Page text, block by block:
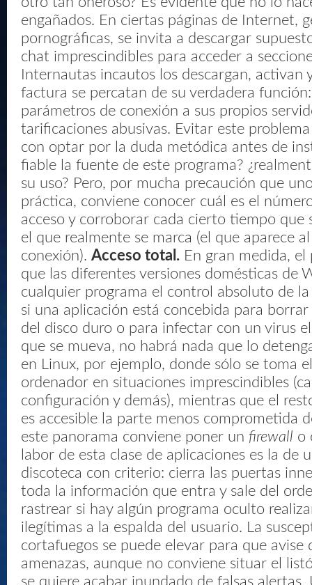
engañados. En ciertas páginas de Internet,
pornográficas, se invita a descargar
chat imprescindibles para acceder a
Internautas incautos los descargan, activan
factura se percatan de su verdadera
parámetros de conexión a sus propios
tarificaciones abusivas. Evitar este
con optar por la duda metódica antes de
fiable la fuente de este programa?
su uso? Pero, por mucha precaución que
práctica, conviene conocer cuál es el
acceso y corroborar cada cierto tiempo que
el que realmente se marca (el que aparece
conexión). Acceso total. En gran medida,
que las diferentes versiones domésticas de
cualquier programa el control absoluto de
si una aplicación está concebida para
del disco duro o para infectar con un virus
que se mueva, no habrá nada que lo
en Linux, por ejemplo, donde sólo se toma
ordenador en situaciones imprescindibles
configuración y demás), mientras que el
es accesible la parte menos comprometida
este panorama conviene poner un firewall o
labor de esta clase de aplicaciones es la de
discoteca con criterio: cierra las puertas
toda la información que entra y sale del
rastrear si hay algún programa oculto
ilegítimas a la espalda del usuario. La
cortafuegos se puede elevar para que avise
amenazas, aunque no conviene situar el
se quiere acabar inundado de falsas